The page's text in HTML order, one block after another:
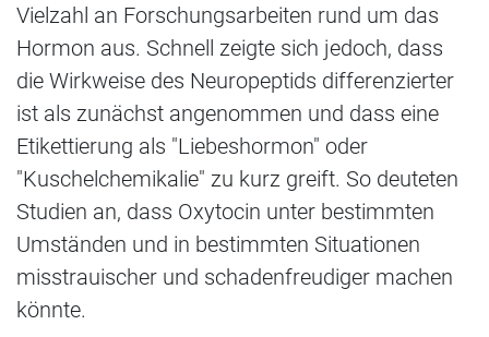
Vielzahl an Forschungsarbeiten rund um das
Hormon aus. Schnell zeigte sich jedoch, dass
die Wirkweise des Neuropeptids differenzierter
ist als zunächst angenommen und dass eine
Etikettierung als "Liebeshormon" oder
"Kuschelchemikalie" zu kurz greift. So deuteten
Studien an, dass Oxytocin unter bestimmten
Umständen und in bestimmten Situationen
misstrauischer und schadenfreudiger machen
könnte.